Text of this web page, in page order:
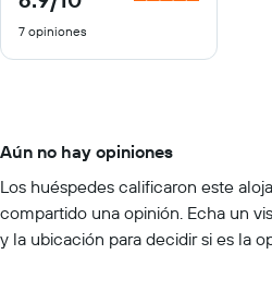
10
7 opiniones
Aún no hay opiniones
Los huéspedes calificaron este
compartido una opinión. Echa un
y la ubicación para decidir si es la